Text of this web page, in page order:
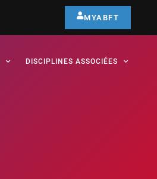
MYABFT
DISCIPLINES ASSOCIÉES